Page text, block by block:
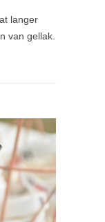
langer
van gellak.